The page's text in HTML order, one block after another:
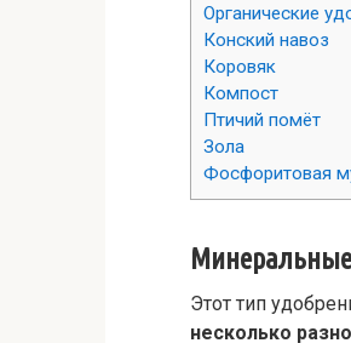
Органические
Конский навоз
Коровяк
Компост
Птичий помёт
Зола
Фосфоритовая
Этот тип
несколько